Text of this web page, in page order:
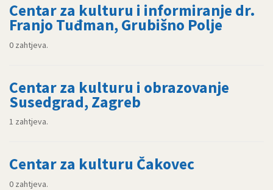
Centar za kulturu i informiranje dr.
Franjo Tuđman, Grubišno Polje
0 zahtjeva.
Centar za kulturu i obrazovanje
Susedgrad, Zagreb
1 zahtjeva.
Centar za kulturu Čakovec
0 zahtjeva.